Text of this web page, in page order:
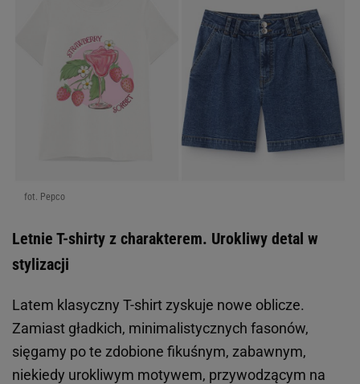
fot. Pepco
Letnie T-shirty z charakterem. Urokliwy detal w
stylizacji
Latem klasyczny T-shirt zyskuje nowe oblicze.
Zamiast gładkich, minimalistycznych fasonów,
sięgamy po te zdobione fikuśnym, zabawnym,
niekiedy urokliwym motywem, przywodzącym na